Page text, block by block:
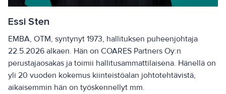
Essi Sten
EMBA, OTM, syntynyt 1973, hallituksen puheenjohtaja
22.5.2026 alkaen. Hän on COARES Partners Oy:n
perustajaosakas ja toimii hallitusammattilaisena. Hänellä on
yli 20 vuoden kokemus kiinteistöalan johtotehtävistä,
aikaisemmin hän on työskennellyt mm.